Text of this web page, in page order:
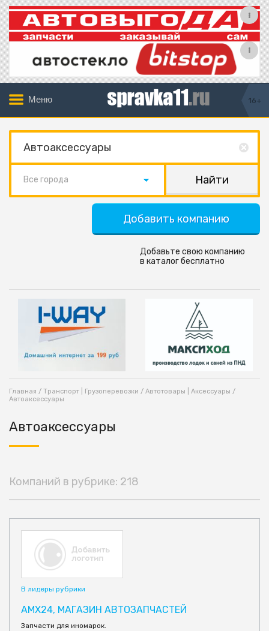
Меню 16+
Все города
Добавить компанию
Добавьте свою компанию
в каталог бесплатно
Главная / Транспорт | Грузоперевозки / Автотовары | Аксессуары /
Автоаксессуары
Автоаксессуары
Компаний в рубрике: 218
В лидеры рубрики
AMX24, МАГАЗИН АВТОЗАПЧАСТЕЙ
Запчасти для иномарок.